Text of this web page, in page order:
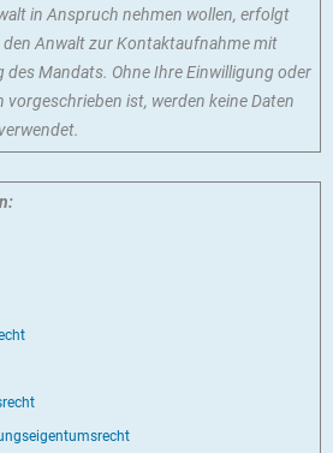
in Anspruch nehmen wollen, erfolgt
Anwalt zur Kontaktaufnahme mit
Mandats. Ohne Ihre Einwilligung oder
vorgeschrieben ist, werden keine Daten